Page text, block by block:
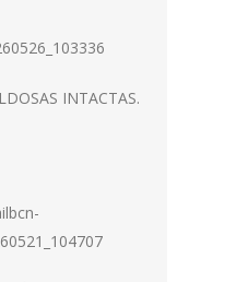
INTACTAS.